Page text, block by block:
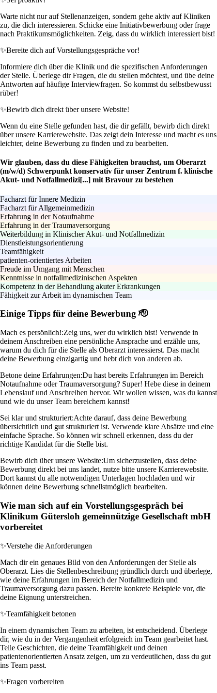
Warte nicht nur auf Stellenanzeigen, sondern gehe aktiv auf Kliniken
zu, die dich interessieren. Schicke eine Initiativbewerbung oder frage
nach Praktikumsmöglichkeiten. Zeig, dass du wirklich interessiert bist!
✨Bereite dich auf Vorstellungsgespräche vor!
Informiere dich über die Klinik und die spezifischen Anforderungen
der Stelle. Überlege dir Fragen, die du stellen möchtest, und übe deine
Antworten auf häufige Interviewfragen. So kommst du selbstbewusst
rüber!
✨Bewirb dich direkt über unsere Website!
Wenn du eine Stelle gefunden hast, die dir gefällt, bewirb dich direkt
über unsere Karrierewebsite. Das zeigt dein Interesse und macht es uns
leichter, deine Bewerbung zu finden und zu bearbeiten.
Wir glauben, dass du diese Fähigkeiten brauchst, um Oberarzt
(m/w/d) Schwerpunkt konservativ für unser Zentrum f. klinische
Akut- und Notfallmedizi[...] mit Bravour zu bestehen
Facharzt für Innere Medizin
Facharzt für Allgemeinmedizin
Erfahrung in der Notaufnahme
Erfahrung in der Traumaversorgung
Weiterbildung in Klinischer Akut- und Notfallmedizin
Dienstleistungsorientierung
Teamfähigkeit
patienten-orientiertes Arbeiten
Freude im Umgang mit Menschen
Kenntnisse in notfallmedizinischen Aspekten
Kompetenz in der Behandlung akuter Erkrankungen
Fähigkeit zur Arbeit im dynamischen Team
Einige Tipps für deine Bewerbung 🫡
Mach es persönlich!:Zeig uns, wer du wirklich bist! Verwende in
deinem Anschreiben eine persönliche Ansprache und erzähle uns,
warum du dich für die Stelle als Oberarzt interessierst. Das macht
deine Bewerbung einzigartig und hebt dich von anderen ab.
Betone deine Erfahrungen:Du hast bereits Erfahrungen im Bereich
Notaufnahme oder Traumaversorgung? Super! Hebe diese in deinem
Lebenslauf und Anschreiben hervor. Wir wollen wissen, was du kannst
und wie du unser Team bereichern kannst!
Sei klar und strukturiert:Achte darauf, dass deine Bewerbung
übersichtlich und gut strukturiert ist. Verwende klare Absätze und eine
einfache Sprache. So können wir schnell erkennen, dass du der
richtige Kandidat für die Stelle bist.
Bewirb dich über unsere Website:Um sicherzustellen, dass deine
Bewerbung direkt bei uns landet, nutze bitte unsere Karrierewebsite.
Dort kannst du alle notwendigen Unterlagen hochladen und wir
können deine Bewerbung schnellstmöglich bearbeiten.
Wie man sich auf ein Vorstellungsgespräch bei
Klinikum Gütersloh gemeinnützige Gesellschaft mbH
vorbereitet
✨Verstehe die Anforderungen
Mach dir ein genaues Bild von den Anforderungen der Stelle als
Oberarzt. Lies die Stellenbeschreibung gründlich durch und überlege,
wie deine Erfahrungen im Bereich der Notfallmedizin und
Traumaversorgung dazu passen. Bereite konkrete Beispiele vor, die
deine Eignung unterstreichen.
✨Teamfähigkeit betonen
In einem dynamischen Team zu arbeiten, ist entscheidend. Überlege
dir, wie du in der Vergangenheit erfolgreich im Team gearbeitet hast.
Teile Geschichten, die deine Teamfähigkeit und deinen
patientenorientierten Ansatz zeigen, um zu verdeutlichen, dass du gut
ins Team passt.
✨Fragen vorbereiten